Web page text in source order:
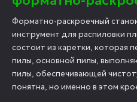
Форматно-раскроечный
инструмент для распиловки
состоит из каретки, которая
пилы, основной пилы,
пилы, обеспечивающей
понятна, но именно в этом